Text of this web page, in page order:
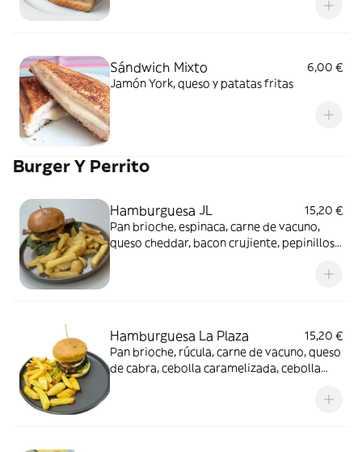
Sándwich Mixto
6,00 €
Jamón York, queso y patatas fritas
Burger Y Perrito
Hamburguesa JL
15,20 €
Pan brioche, espinaca, carne de vacuno,
queso cheddar, bacon crujiente, pepinillos,
Hamburguesa La Plaza
15,20 €
Pan brioche, rúcula, carne de vacuno, queso
de cabra, cebolla caramelizada, cebolla